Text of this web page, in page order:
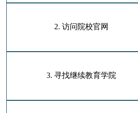
2. 访问院校官网
3. 寻找继续教育学院